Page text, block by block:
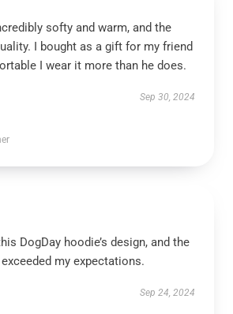
softy and warm, and the
I bought as a gift for my friend
I wear it more than he does.
Sep 30, 2024
DogDay hoodie’s design, and the
my expectations.
Sep 24, 2024